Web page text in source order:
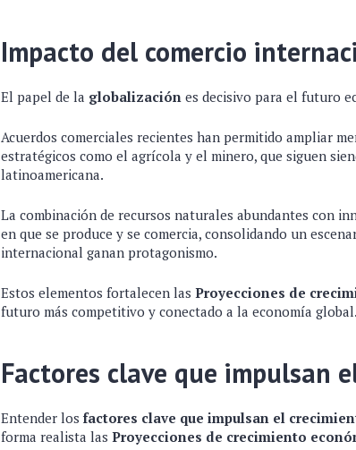
Impacto del comercio
El papel de la globalización es decisivo para el futuro
Acuerdos comerciales recientes han permitido ampliar
estratégicos como el agrícola y el minero, que siguen
latinoamericana.
La combinación de recursos naturales abundantes con
en que se produce y se comercia, consolidando un
internacional ganan protagonismo.
Estos elementos fortalecen las Proyecciones de
futuro más competitivo y conectado a la economía global.
Factores clave que impulsan
Entender los factores clave que impulsan el
forma realista las Proyecciones de crecimiento